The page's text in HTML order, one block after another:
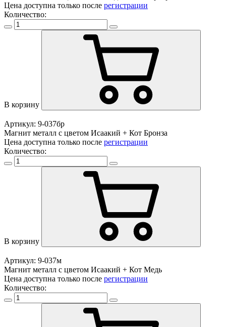
Цена доступна только после регистрации
Количество:
В корзину
Артикул: 9-037бр
Магнит металл с цветом Исаакий + Кот Бронза
Цена доступна только после регистрации
Количество:
В корзину
Артикул: 9-037м
Магнит металл с цветом Исаакий + Кот Медь
Цена доступна только после регистрации
Количество: